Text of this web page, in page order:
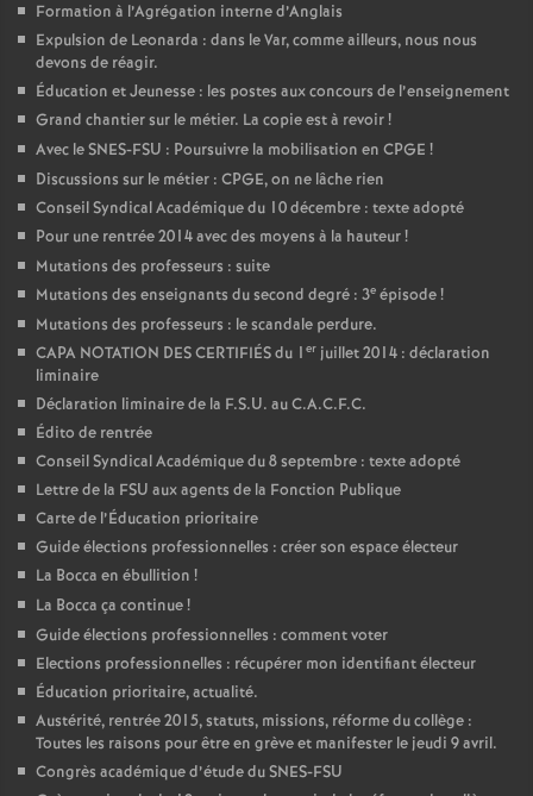
Formation à l’Agrégation interne d’Anglais
Expulsion de Leonarda : dans le Var, comme ailleurs, nous nous
devons de réagir.
Éducation et Jeunesse : les postes aux concours de l’enseignement
Grand chantier sur le métier. La copie est à revoir!
Avec le SNES-FSU : Poursuivre la mobilisation en CPGE !
Discussions sur le métier : CPGE, on ne lâche rien
Conseil Syndical Académique du 10 décembre : texte adopté
Pour une rentrée 2014 avec des moyens à la hauteur!
Mutations des professeurs : suite
Mutations des enseignants du second degré : 3e épisode!
Mutations des professeurs : le scandale perdure.
CAPA NOTATION DES CERTIFIÉS du 1 er juillet 2014 : déclaration
liminaire
Déclaration liminaire de la F.S.U. au C.A.C.F.C.
Édito de rentrée
Conseil Syndical Académique du 8 septembre : texte adopté
Lettre de la FSU aux agents de la Fonction Publique
Carte de l’Éducation prioritaire
Guide élections professionnelles : créer son espace électeur
La Bocca en ébullition !
La Bocca ça continue!
Guide élections professionnelles : comment voter
Elections professionnelles : récupérer mon identifiant électeur
Éducation prioritaire, actualité.
Austérité, rentrée 2015, statuts, missions, réforme du collège :
Toutes les raisons pour être en grève et manifester le jeudi 9 avril.
Congrès académique d’étude du SNES-FSU